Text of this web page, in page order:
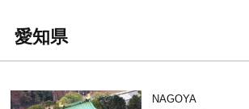
愛知県
NAGOYA